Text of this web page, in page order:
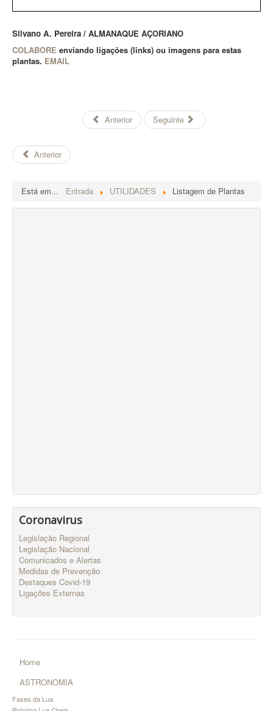
Silvano A. Pereira / ALMANAQUE AÇORIANO
COLABORE enviando ligações (links) ou imagens para estas
plantas. EMAIL
Anterior Seguinte
Anterior
Está em... Entrada UTILIDADES Listagem de Plantas
Coronavirus
Legislação Regional
Legislação Nacional
Comunicados e Alertas
Medidas de Prevenção
Destaques Covid-19
Ligações Externas
Home
ASTRONOMIA
Fases da Lua